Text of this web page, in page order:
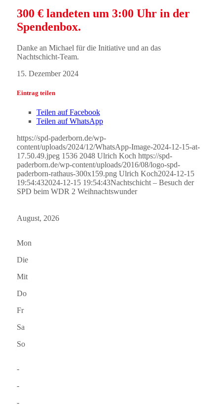
300 € landeten um 3:00 Uhr in der
Spendenbox.
Danke an Michael für die Initiative und an das
Nachtschicht-Team.
15. Dezember 2024
Eintrag teilen
Teilen auf Facebook
Teilen auf WhatsApp
https://spd-paderborn.de/wp-
content/uploads/2024/12/WhatsApp-Image-2024-12-15-at-
17.50.49.jpeg 1536 2048 Ulrich Koch https://spd-
paderborn.de/wp-content/uploads/2016/08/logo-spd-
paderborn-rathaus-300x159.png Ulrich Koch2024-12-15
19:54:432024-12-15 19:54:43Nachtschicht – Besuch der
SPD beim WDR 2 Weihnachtswunder
August, 2026
Mon
Die
Mit
Do
Fr
Sa
So
-
-
-